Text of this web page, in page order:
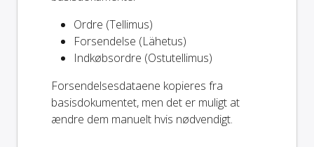
Ordre (Tellimus)
Forsendelse (Lähetus)
Indkøbsordre (Ostutellimus)
Forsendelsesdataene kopieres fra
basisdokumentet, men det er muligt at
ændre dem manuelt hvis nødvendigt.